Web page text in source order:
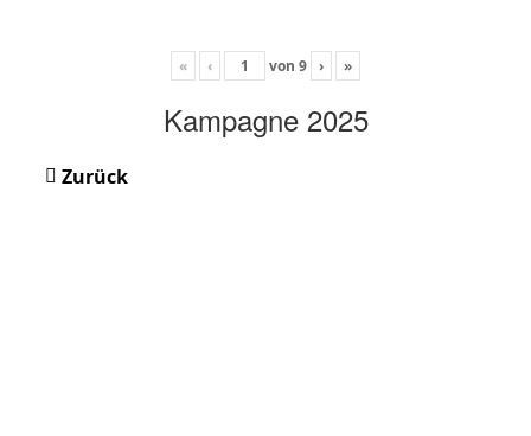
« ‹ von 9 › »
Kampagne 2025
Zurück